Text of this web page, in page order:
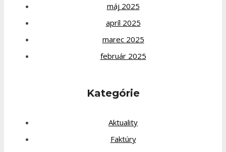
máj 2025
apríl 2025
marec 2025
február 2025
Kategórie
Aktuality
Faktúry